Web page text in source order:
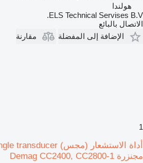
هولندا
ELS Technical Servises B.V.
الاتصال بالبائع
الإضافة إلى المفضلة
مقارنة
1
مجنزرة Demag CC2400, CC2800-1